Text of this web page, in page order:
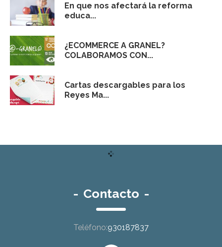
En que nos afectará la reforma
educa...
¿ECOMMERCE A GRANEL?
COLABORAMOS CON...
Cartas descargables para los
Reyes Ma...
- Contacto -
Teléfono:930187837